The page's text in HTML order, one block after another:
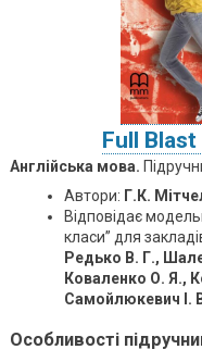
Full
Англійська мова.
Автори: Г.К.
Відповідає
класи” для
Редько В. Г.,
Коваленко О. Я.,
Самойлюкевич І.
Особливості